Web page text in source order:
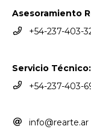
Asesoramiento
+54-237-403-
Servicio Técnico:
+54-237-403-
info@rearte.ar